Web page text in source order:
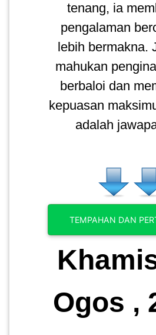
tenang, ia
pengalaman
lebih bermakna.
mahukan
berbaloi dan
kepuasan
adalah
TEMPAHAN DAN
Ogos ,